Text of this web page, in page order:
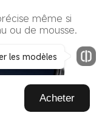
Acheter
même si
ou de mousse.